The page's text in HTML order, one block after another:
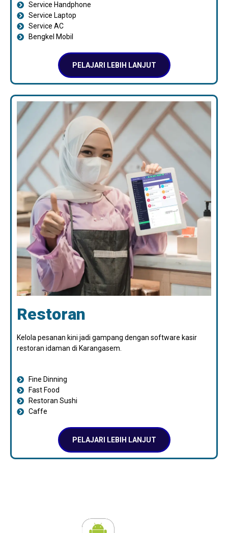
Service Handphone
Service Laptop
Service AC
Bengkel Mobil
PELAJARI LEBIH LANJUT
Restoran
Kelola pesanan kini jadi gampang dengan software kasir
restoran idaman di Karangasem.
Fine Dinning
Fast Food
Restoran Sushi
Caffe
PELAJARI LEBIH LANJUT